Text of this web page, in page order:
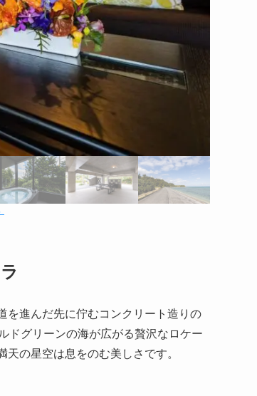
を進んだ先に佇むコンクリート造りの
ドグリーンの海が広がる贅沢なロケー
の星空は息をのむ美しさです。